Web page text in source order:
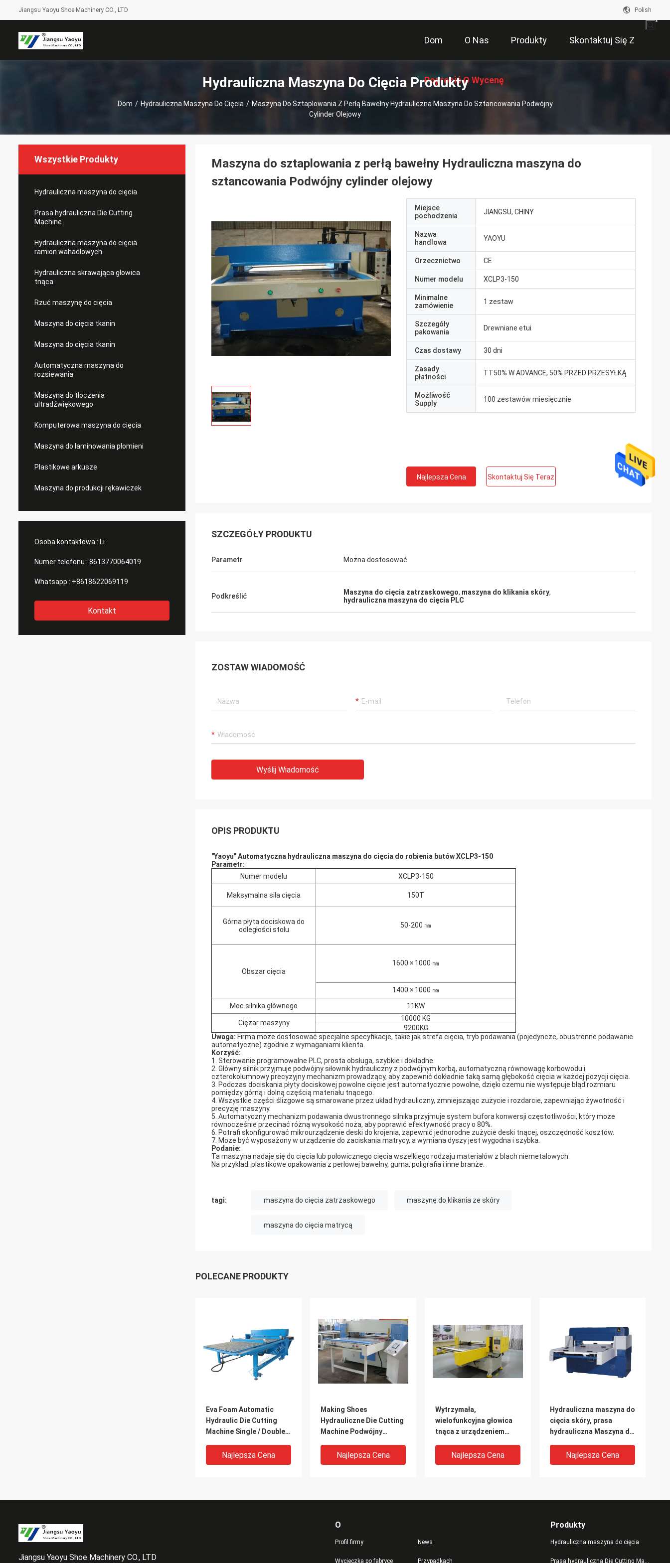
Jiangsu Yaoyu Shoe Machinery CO., LTD Polish
Dom O Nas Produkty Skontaktuj Się Z
Poprosić O Wycenę
Hydrauliczna Maszyna Do Cięcia Produkty
Dom / Hydrauliczna Maszyna Do Cięcia / Maszyna Do Sztaplowania Z Perłą Bawełny Hydrauliczna Maszyna Do Sztancowania Podwójny
Cylinder Olejowy
Wszystkie Produkty
Hydrauliczna maszyna do cięcia
Prasa hydrauliczna Die Cutting
Machine
Hydrauliczna maszyna do cięcia
ramion wahadłowych
Hydrauliczna skrawająca głowica
tnąca
Rzuć maszynę do cięcia
Maszyna do cięcia tkanin
Maszyna do cięcia tkanin
Automatyczna maszyna do
rozsiewania
Maszyna do tłoczenia
ultradźwiękowego
Komputerowa maszyna do cięcia
Maszyna do laminowania płomieni
Plastikowe arkusze
Maszyna do produkcji rękawiczek
Osoba kontaktowa : Li
Numer telefonu : 8613770064019
Whatsapp : +8618622069119
Kontakt
Maszyna do sztaplowania z perłą bawełny Hydrauliczna maszyna do
sztancowania Podwójny cylinder olejowy
Miejsce
pochodzenia
JIANGSU, CHINY
Nazwa
handlowa
YAOYU
Orzecznictwo CE
Numer modelu XCLP3-150
Minimalne
zamówienie
1 zestaw
Szczegóły
pakowania
Drewniane etui
Czas dostawy 30 dni
Zasady
płatności
TT50% W ADVANCE, 50% PRZED PRZESYŁKĄ
Możliwość
Supply
100 zestawów miesięcznie
Najlepsza Cena Skontaktuj Się Teraz
SZCZEGÓŁY PRODUKTU
Parametr Można dostosować
Podkreślić Maszyna do cięcia zatrzaskowego, maszyna do klikania skóry,
hydrauliczna maszyna do cięcia PLC
ZOSTAW WIADOMOŚĆ
Wyślij Wiadomość
OPIS PRODUKTU
"Yaoyu" Automatyczna hydrauliczna maszyna do cięcia do robienia butów XCLP3-150
Parametr:
Numer modelu
XCLP3-150
Maksymalna siła cięcia 150T
Górna płyta dociskowa do
odległości stołu
50-200 ㎜
Obszar cięcia
1600 × 1000 ㎜
1400 × 1000 ㎜
Moc silnika głównego
11KW
Ciężar maszyny
10000 KG
9200KG
Uwaga: Firma może dostosować specjalne specyfikacje, takie jak strefa cięcia, tryb podawania (pojedyncze, obustronne podawanie
automatyczne) zgodnie z wymaganiami klienta.
Korzyść:
1. Sterowanie programowalne PLC, prosta obsługa, szybkie i dokładne.
2. Główny silnik przyjmuje podwójny siłownik hydrauliczny z podwójnym korbą, automatyczną równowagę korbowodu i
czterokolumnowy precyzyjny mechanizm prowadzący, aby zapewnić dokładnie taką samą głębokość cięcia w każdej pozycji cięcia.
3. Podczas dociskania płyty dociskowej powolne cięcie jest automatycznie powolne, dzięki czemu nie występuje błąd rozmiaru
pomiędzy górną i dolną częścią materiału tnącego.
4. Wszystkie części ślizgowe są smarowane przez układ hydrauliczny, zmniejszając zużycie i rozdarcie, zapewniając żywotność i
precyzję maszyny.
5. Automatyczny mechanizm podawania dwustronnego silnika przyjmuje system bufora konwersji częstotliwości, który może
równocześnie przecinać różną wysokość noża, aby poprawić efektywność pracy o 80%.
6. Potrafi skonfigurować mikrourządzenie deski do krojenia, zapewnić jednorodne zużycie deski tnącej, oszczędność kosztów.
7. Może być wyposażony w urządzenie do zaciskania matrycy, a wymiana dyszy jest wygodna i szybka.
Podanie:
Ta maszyna nadaje się do cięcia lub połowicznego cięcia wszelkiego rodzaju materiałów z blach niemetalowych.
Na przykład: plastikowe opakowania z perłowej bawełny, guma, poligrafia i inne branże.
tagi: maszyna do cięcia zatrzaskowego maszynę do klikania ze skóry
maszyna do cięcia matrycą
POLECANE PRODUKTY
Eva Foam Automatic
Hydraulic Die Cutting
Machine Single / Double
Najlepsza Cena
Making Shoes
Hydrauliczne Die Cutting
Machine Podwójny
Korbowód
Najlepsza Cena
Wytrzymała,
wielofunkcyjna głowica
tnąca z urządzeniem
Najlepsza Cena
Hydrauliczna maszyna do
cięcia skóry, prasa
hydrauliczna Maszyna do
podawania
Najlepsza Cena
Jiangsu Yaoyu Shoe Machinery CO., LTD
O
Profil firmy
Wycieczka po fabryce
News
Przypadkach
Produkty
Hydrauliczna maszyna do cięcia
Prasa hydrauliczna Die Cutting Machine